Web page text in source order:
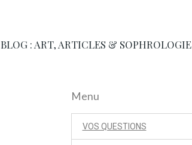
BLOG : ART, ARTICLES & SOPHROLOGIE
Menu
VOS QUESTIONS